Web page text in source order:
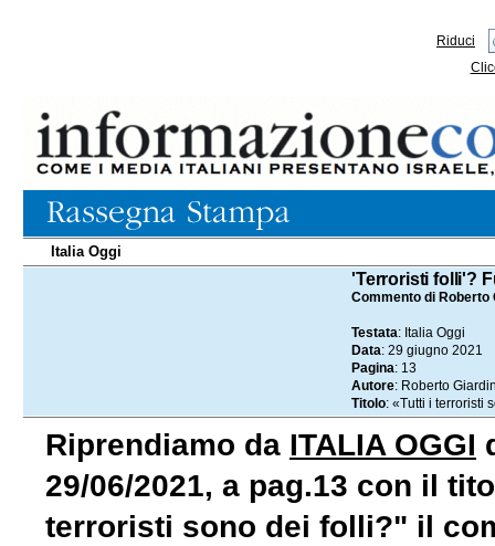
Riduci
Italia Oggi
'Terroristi folli'?
Commento di Roberto
Testata: Italia Oggi
Data: 29 giugno 2021
Pagina: 13
Autore: Roberto
Titolo: «Tutti i terroristi
Riprendiamo da ITALIA OGGI
29/06/2021, a pag.13 con il
terroristi sono dei folli?" il